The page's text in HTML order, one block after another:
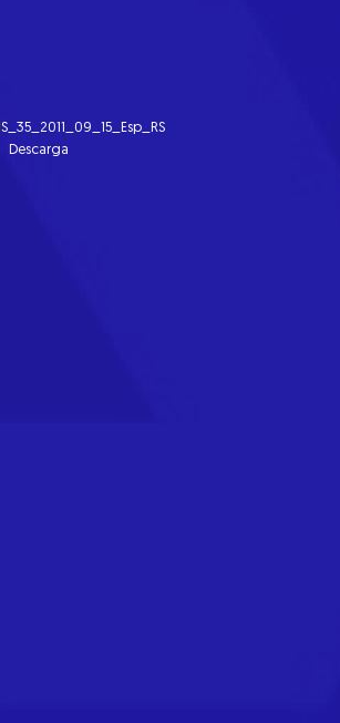
IS_35_2011_09_15_Esp_RS
Descarga